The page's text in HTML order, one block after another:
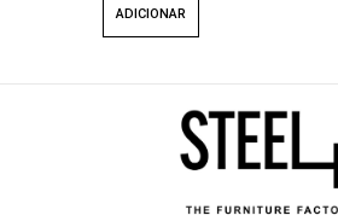
ADICIONAR